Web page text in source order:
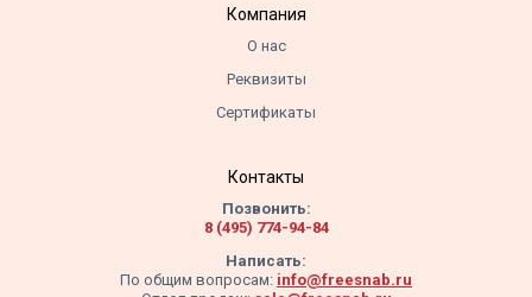
Компания
О нас
Реквизиты
Сертификаты
Контакты
Позвонить:
8 (495) 774-94-84
Написать:
По общим вопросам: info@freesnab.ru